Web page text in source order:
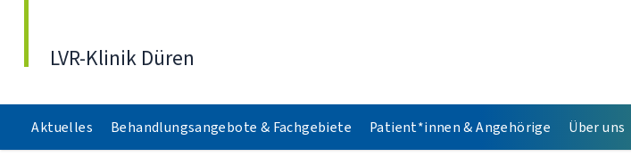
LVR-Klinik Düren
Aktuelles Behandlungsangebote & Fachgebiete Patient*innen & Angehörige Über uns